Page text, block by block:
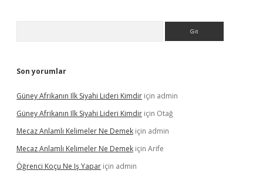
Son yorumlar
Güney Afrikanın Ilk Siyahi Lideri Kimdir için admin
Güney Afrikanın Ilk Siyahi Lideri Kimdir için Otağ
Mecaz Anlamlı Kelimeler Ne Demek için admin
Mecaz Anlamlı Kelimeler Ne Demek için Arife
Öğrenci Koçu Ne Iş Yapar için admin